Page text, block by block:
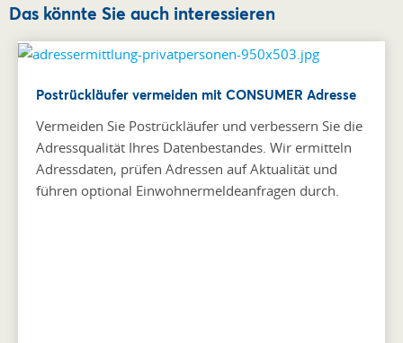
Das könnte Sie auch interessieren
Postrückläufer vermeiden mit CONSUMER Adresse
Vermeiden Sie Postrückläufer und verbessern Sie die
Adressqualität Ihres Datenbestandes. Wir ermitteln
Adressdaten, prüfen Adressen auf Aktualität und
führen optional Einwohnermeldeanfragen durch.